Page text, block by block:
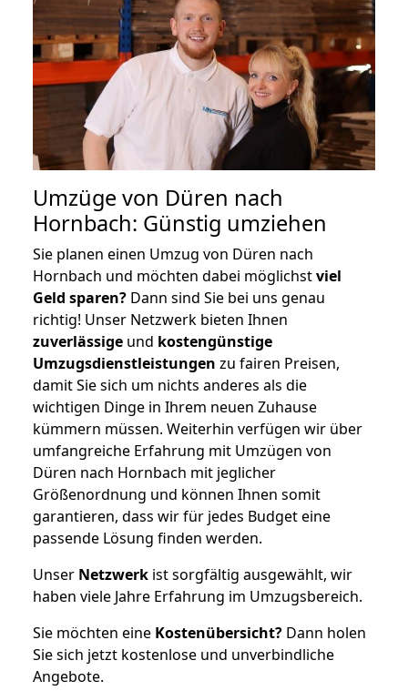
Umzüge von Düren nach
Hornbach: Günstig umziehen
Sie planen einen Umzug von Düren nach
Hornbach und möchten dabei möglichstviel
Geld sparen? Dann sind Sie bei uns genau
richtig! Unser Netzwerk bieten Ihnen
zuverlässige und kostengünstige
Umzugsdienstleistungen zu fairen Preisen,
damit Sie sich um nichts anderes als die
wichtigen Dinge in Ihrem neuen Zuhause
kümmern müssen. Weiterhin verfügen wir über
umfangreiche Erfahrung mit Umzügen von
Düren nach Hornbach mit jeglicher
Größenordnung und können Ihnen somit
garantieren, dass wir für jedes Budget eine
passende Lösung finden werden.
Unser Netzwerk ist sorgfältig ausgewählt, wir
haben viele Jahre Erfahrung im Umzugsbereich.
Sie möchten eine Kostenübersicht? Dann holen
Sie sich jetzt kostenlose und unverbindliche
Angebote.